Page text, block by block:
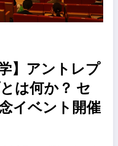
】アントレプ
は何か？ セ
イベント開催